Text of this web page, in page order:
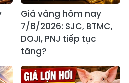
Giá vàng hôm nay
7/8/2026: SJC, BTMC,
DOJI, PNJ tiếp tục
tăng?